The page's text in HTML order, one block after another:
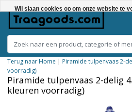
Terug naar Home | Piramide tulpenvaas 2-
voorradig)
Piramide tulpenvaas 2-delig
kleuren voorradig)
Wij slaan cookies op om onze website te
Nee
Meer over cookies